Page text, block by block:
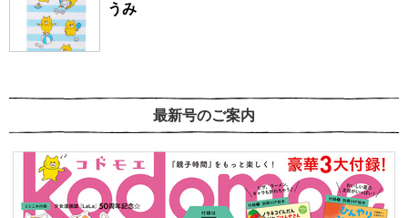
うみ
最新号のご案内